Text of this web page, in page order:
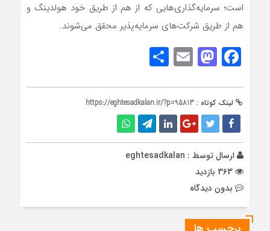
است؛ سرمایه‌گذاری‌هایی که از هم از طریق خود هولدینگ و
هم از طریق شرکت‌های سرمایه‌پذیر محقق می‌شوند.
Facebook
Mastodon
Email
لینک کوتاه : https://eghtesadkalan.ir/?p=95813
ارسال توسط : eghtesadkalan
بدون دیدگاه